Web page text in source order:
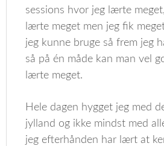
sessions hvor jeg lærte
lærte meget men jeg fik
jeg kunne bruge så frem jeg
så på én måde kan man vel
lærte meget.
Hele dagen hygget jeg med
jylland og ikke mindst med
jeg efterhånden har lært at